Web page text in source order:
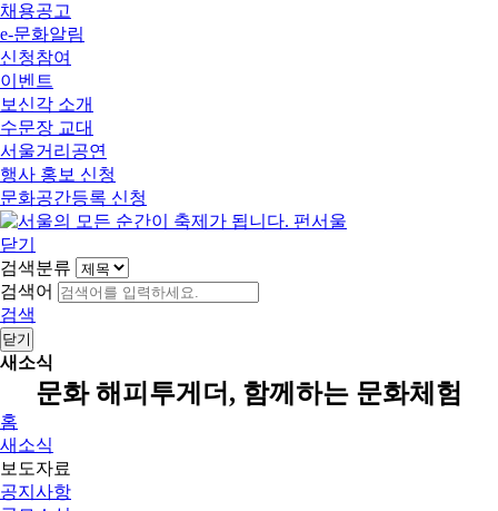
채용공고
e-문화알림
신청참여
이벤트
보신각 소개
수문장 교대
서울거리공연
행사 홍보 신청
문화공간등록 신청
닫기
검색분류
검색어
검색
닫기
새소식
문화 해피투게더, 함께하는 문화체험
홈
새소식
보도자료
공지사항